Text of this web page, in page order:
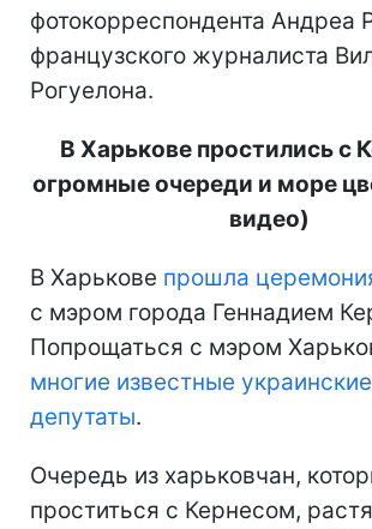
фотокорреспондента Андреа
французского журналиста
Рогуелона.
В Харькове простились с
огромные очереди и море
видео)
В Харькове прошла
с мэром города Геннадием
Попрощаться с мэром
многие известные
депутаты.
Очередь из харьковчан,
проститься с Кернесом,